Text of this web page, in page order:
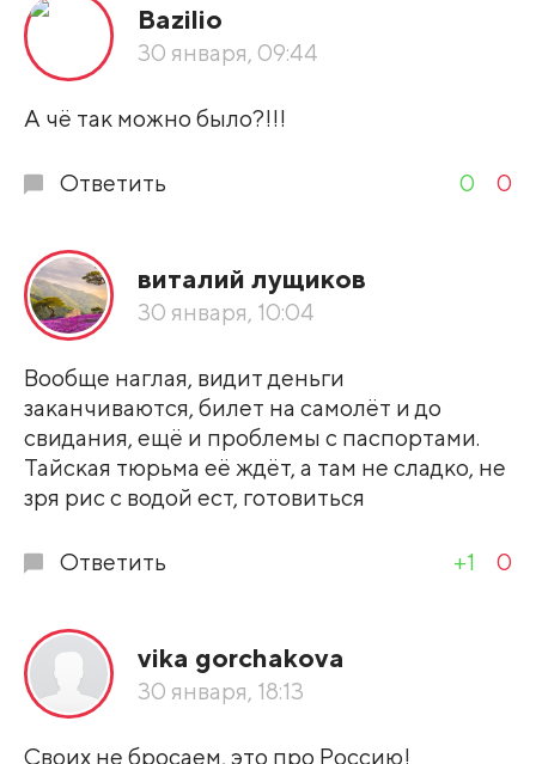
Bazilio
30 января, 09:44
А чё так можно было?!!!
Ответить 0 0
виталий лущиков
30 января, 10:04
Вообще наглая, видит деньги
заканчиваются, билет на самолёт и до
свидания, ещё и проблемы с паспортами.
Тайская тюрьма её ждёт, а там не сладко, не
зря рис с водой ест, готовиться
Ответить +1 0
vika gorchakova
30 января, 18:13
Своих не бросаем, это про Россию!